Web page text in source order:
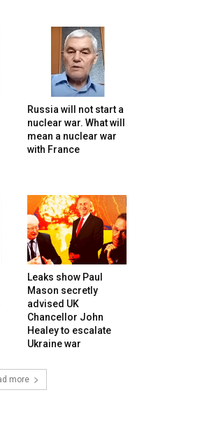
Russia will not start a
nuclear war. What will
mean a nuclear war
with France
Leaks show Paul
Mason secretly
advised UK
Chancellor John
Healey to escalate
Ukraine war
more